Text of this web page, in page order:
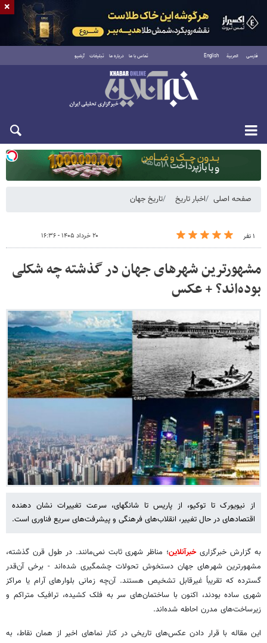
فارسی العربية English تماس با ما درباره ما تبلیغات آرشیو
یکشنبه ۱۸ مرداد ۱۴۰۵
صفحه اصلی اخبار تاریخ تاریخ جهان
۱ نفر ۲۰ خرداد ۱۴۰۵ - ۱۶:۳۶
مشهورترین شهرهای جهان در گذشته چه شکلی
بوده‌اند؟ + عکس
از نیویورک تا توکیو، از پاریس تا شانگهای، سرعت تغییرات نشان دهنده
اقتصادهای در حال تغییر، انقلاب‌های فرهنگی و پیشرفت‌های سریع فناوری است.
به گزارش خبرگزاریخبرآنلاین؛ مناظر شهری ثابت نمی‌مانند. در طول قرن گذشته،
مشهورترین شهرهای جهان دستخوش تحولات چشمگیری شده‌اند - برخی آن‌قدر
گسترده که تقریباً غیرقابل تشخیص هستند. آن‌چه زمانی بلوارهای آرام یا مراکز
شهری ساده بودند، اکنون با ساختمان‌های سر به فلک کشیده، ترافیک متراکم و
زیرساخت‌های مدرن احاطه شده‌اند.
این مقاله با قرار دادن عکس‌های تاریخی در کنار نماهای اخیر از همان نقاط، به
×